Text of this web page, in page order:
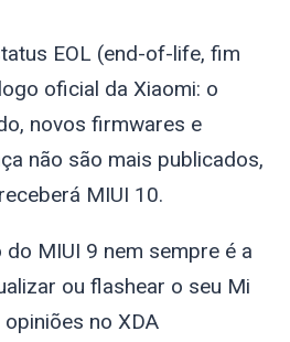
EOL (end-of-life, fim
oficial da Xiaomi: o
novos firmwares e
não são mais publicados,
MIUI 10.
MIUI 9 nem sempre é a
ou flashear o seu Mi
opiniões no XDA